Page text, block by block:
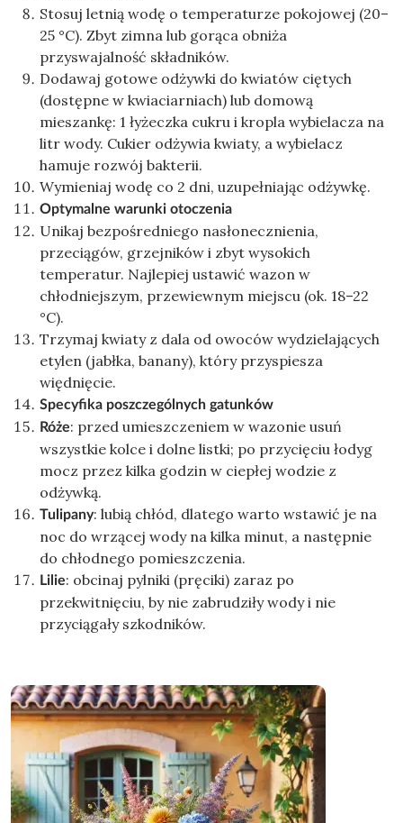
Stosuj letnią wodę o temperaturze pokojowej (20–
25 °C). Zbyt zimna lub gorąca obniża
przyswajalność składników.
Dodawaj gotowe odżywki do kwiatów ciętych
(dostępne w kwiaciarniach) lub domową
mieszankę: 1 łyżeczka cukru i kropla wybielacza na
litr wody. Cukier odżywia kwiaty, a wybielacz
hamuje rozwój bakterii.
Wymieniaj wodę co 2 dni, uzupełniając odżywkę.
Optymalne warunki otoczenia
Unikaj bezpośredniego nasłonecznienia,
przeciągów, grzejników i zbyt wysokich
temperatur. Najlepiej ustawić wazon w
chłodniejszym, przewiewnym miejscu (ok. 18–22
°C).
Trzymaj kwiaty z dala od owoców wydzielających
etylen (jabłka, banany), który przyspiesza
więdnięcie.
Specyfika poszczególnych gatunków
Róże: przed umieszczeniem w wazonie usuń
wszystkie kolce i dolne listki; po przycięciu łodyg
mocz przez kilka godzin w ciepłej wodzie z
odżywką.
Tulipany: lubią chłód, dlatego warto wstawić je na
noc do wrzącej wody na kilka minut, a następnie
do chłodnego pomieszczenia.
Lilie: obcinaj pylniki (pręciki) zaraz po
przekwitnięciu, by nie zabrudziły wody i nie
przyciągały szkodników.